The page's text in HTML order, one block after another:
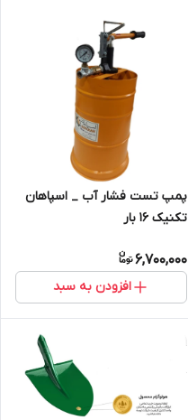
پمپ تست فشار آب _ اسپاهان
تکنیک 16 بار
6,700,000
افزودن به سبد